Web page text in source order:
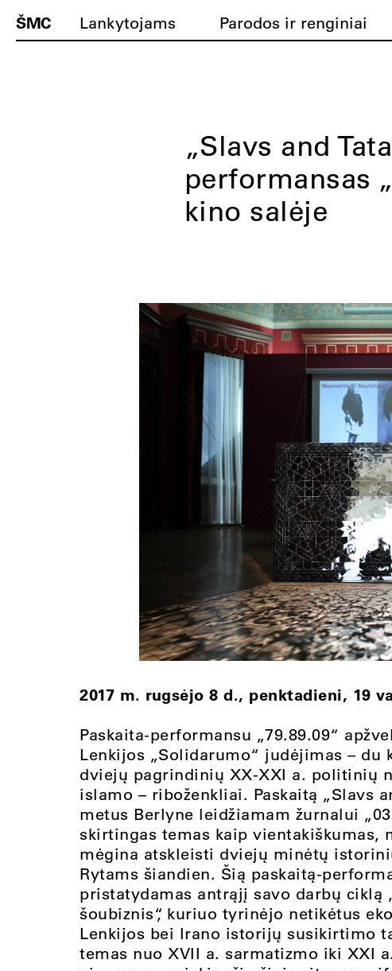
ŠMC Lankytojams Parodos ir renginiai
„Slavs and
performansas
kino salėje
2017 m. rugsėjo 8 d., penktadieni, 19
Paskaita-performansu „79.89.09“
Lenkijos „Solidarumo“ judėjimas –
dviejų pagrindinių XX-XXI a. politinių
islamo – riboženkliai. Paskaitą „Slavs
metus Berlyne leidžiamam žurnalui
skirtingas temas kaip vientakiškumas,
mėgina atskleisti dviejų minėtų
Rytams šiandien. Šią paskaitą-
pristatydamas antrąjį savo darbų ciklą
šoubiznis“, kuriuo tyrinėjo netikėtus
Lenkijos bei Irano istorijų susikirtimo
temas nuo XVII a. sarmatizmo iki XXI